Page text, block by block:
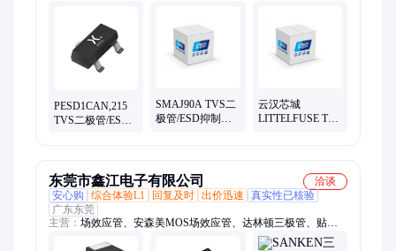
PESD1CAN,215
TVS二极管/ESD
SMAJ90A TVS二
极管/ESD抑制器
云汉芯城
LITTELFUSE TVS
东莞市鑫江电子有限公司
洽谈
安心购
综合体验L1 回复及时 出价迅速
真实性已核验
广东东莞
主营： 场效应管、安森美MOS场效应管、达林顿三极管、贴片
二极管、快恢复二极管、开关二极管、TVS二极管、ESD二极